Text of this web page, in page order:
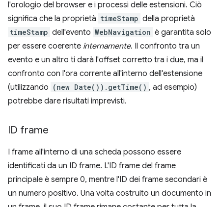
l'orologio del browser e i processi delle estensioni. Ciò
significa che la proprietà timeStamp della proprietà
timeStamp dell'evento WebNavigation è garantita solo
per essere coerente internamente. Il confronto tra un
evento e un altro ti darà l'offset corretto tra i due, ma il
confronto con l'ora corrente all'interno dell'estensione
(utilizzando (new Date()).getTime() , ad esempio)
potrebbe dare risultati imprevisti.
ID frame
I frame all'interno di una scheda possono essere
identificati da un ID frame. L'ID frame del frame
principale è sempre 0, mentre l'ID dei frame secondari è
un numero positivo. Una volta costruito un documento in